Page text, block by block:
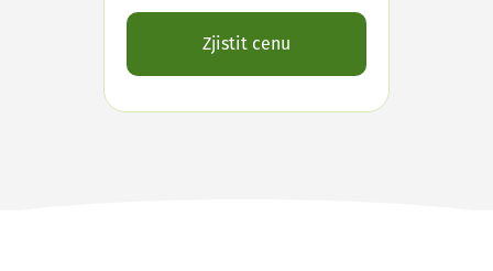
Zjistit cenu